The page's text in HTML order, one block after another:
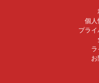
個人
プラ